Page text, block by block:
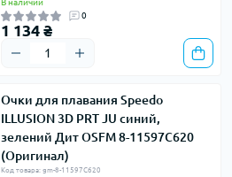
В наличии
0
1 134 ₴
Очки для плавания Speedo
ILLUSION 3D PRT JU синий,
зелений Дит OSFM 8-11597C620
(Оригинал)
Код товара: gm-8-11597C620